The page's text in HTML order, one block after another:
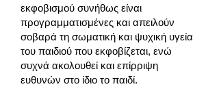
εκφοβισμού συνήθως είναι
προγραμματισμένες και απειλούν
σοβαρά τη σωματική και ψυχική υγεία
του παιδιού που εκφοβίζεται, ενώ
συχνά ακολουθεί και επίρριψη
ευθυνών στο ίδιο το παιδί.